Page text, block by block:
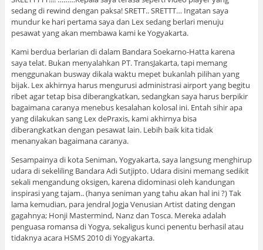
sedang di rewind dengan paksa! SRETT.. SRETTT… Ingatan saya
mundur ke hari pertama saya dan Lex sedang berlari menuju
pesawat yang akan membawa kami ke Yogyakarta.
Kami berdua berlarian di dalam Bandara Soekarno-Hatta karena
saya telat. Bukan menyalahkan PT. TransJakarta, tapi memang
menggunakan busway dikala waktu mepet bukanlah pilihan yang
bijak. Lex akhirnya harus mengurusi administrasi airport yang begitu
ribet agar tetap bisa diberangkatkan, sedangkan saya harus berpikir
bagaimana caranya menebus kesalahan kolosal ini. Entah sihir apa
yang dilakukan sang Lex dePraxis, kami akhirnya bisa
diberangkatkan dengan pesawat lain. Lebih baik kita tidak
menanyakan bagaimana caranya.
Sesampainya di kota Seniman, Yogyakarta, saya langsung menghirup
udara di sekeliling Bandara Adi Sutjipto. Udara disini memang sedikit
sekali mengandung oksigen, karena didominasi oleh kandungan
inspirasi yang tajam.. (hanya seniman yang tahu akan hal ini ?) Tak
lama kemudian, para jendral Jogja Venusian Artist dating dengan
gagahnya; Honji Mastermind, Nanz dan Tosca. Mereka adalah
penguasa romansa di Yogya, sekaligus kunci penentu berhasil atau
tidaknya acara HSMS 2010 di Yogyakarta.